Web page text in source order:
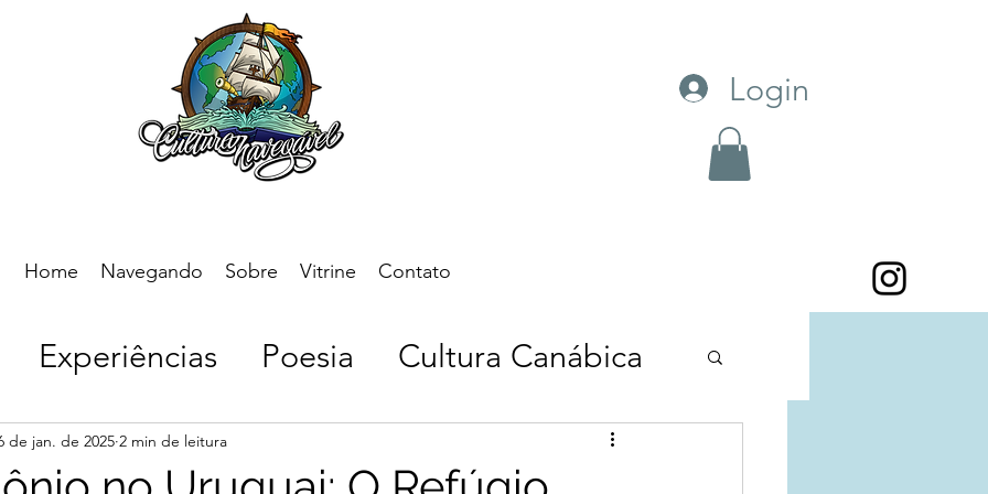
Login
Home Navegando Sobre Vitrine Contato
Experiências Poesia Cultura Canábica
Brasil Reflexões
de jan. de 2025 2 min de leitura